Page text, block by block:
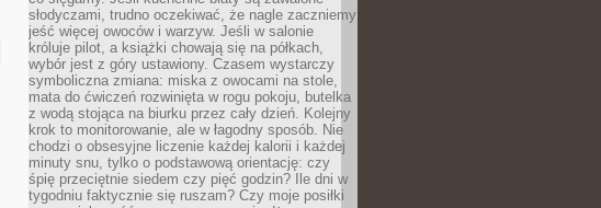
słodyczami, trudno oczekiwać, że nagle zaczniemy
jeść więcej owoców i warzyw. Jeśli w salonie
króluje pilot, a książki chowają się na półkach,
wybór jest z góry ustawiony. Czasem wystarczy
symboliczna zmiana: miska z owocami na stole,
mata do ćwiczeń rozwinięta w rogu pokoju, butelka
z wodą stojąca na biurku przez cały dzień. Kolejny
krok to monitorowanie, ale w łagodny sposób. Nie
chodzi o obsesyjne liczenie każdej kalorii i każdej
minuty snu, tylko o podstawową orientację: czy
śpię przeciętnie siedem czy pięć godzin? Ile dni w
tygodniu faktycznie się ruszam? Czy moje posiłki